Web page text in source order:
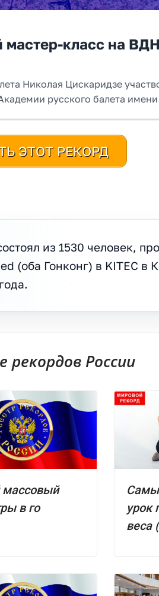
класс на
Николая Цискаридзе
русского балета
ЭТОТ РЕКОРД
из 1530 человек,
(оба Гонконг) в KITEC в
России
в го
урок
веса